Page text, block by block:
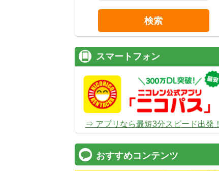
検索
スマートフォン
⇒ アプリなら最短3分スピード出発！
おすすめコンテンツ